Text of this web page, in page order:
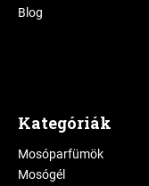
Blog
Kategóriák
Mosóparfümök
Mosógél